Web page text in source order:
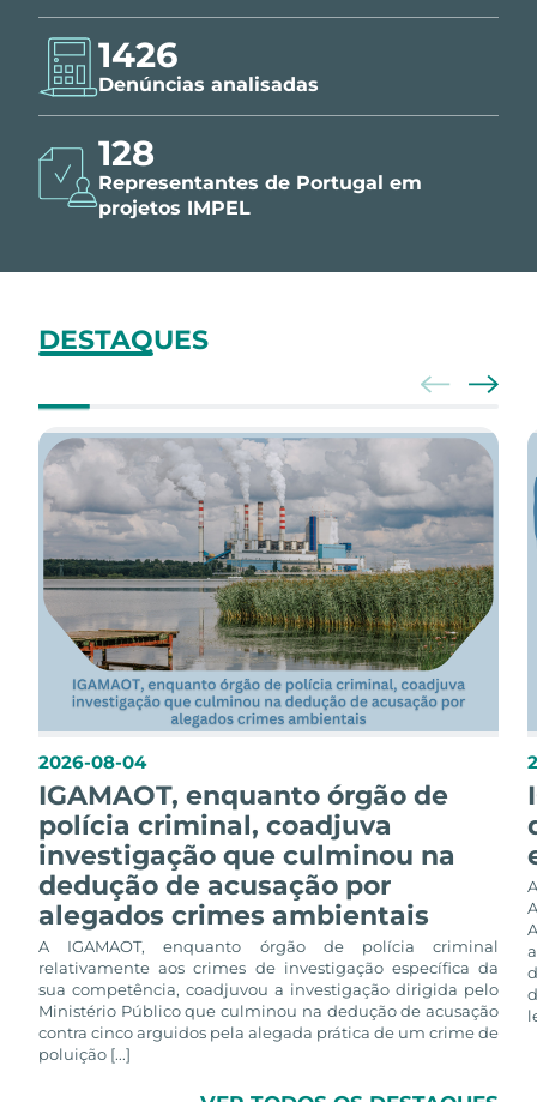
1426
Denúncias analisadas
150
Representantes de Portugal em
projetos IMPEL
DESTAQUES
2026-08-04
IGAMAOT, enquanto órgão de
polícia criminal, coadjuva
investigação que culminou na
dedução de acusação por
alegados crimes ambientais
A IGAMAOT, enquanto órgão de polícia criminal
relativamente aos crimes de investigação específica da
sua competência, coadjuvou a investigação dirigida pelo
Ministério Público que culminou na dedução de acusação
contra cinco arguidos pela alegada prática de um crime de
poluição [...]